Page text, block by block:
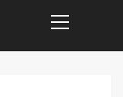
Menu